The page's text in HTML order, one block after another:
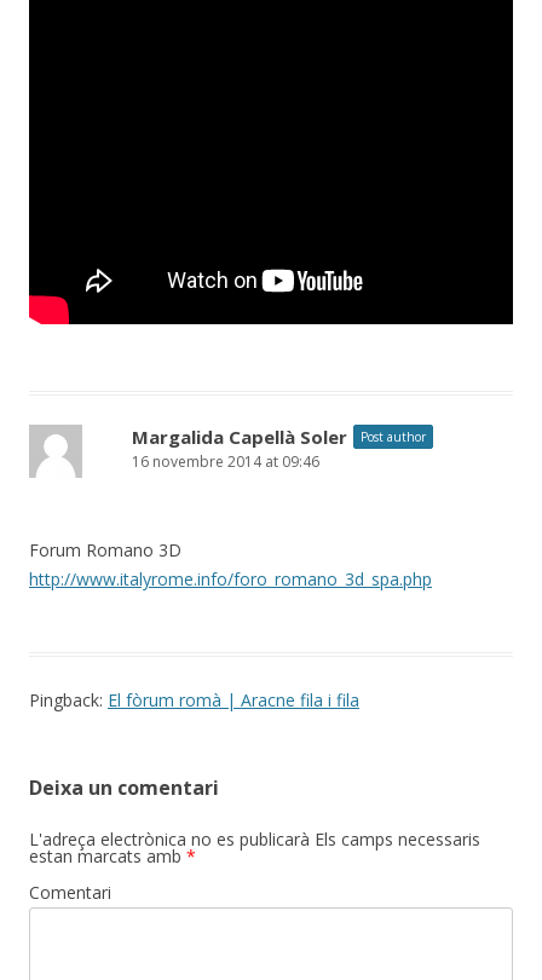
Margalida Capellà Soler Post author
16 novembre 2014 at 09:46
Forum Romano 3D
http://www.italyrome.info/foro_romano_3d_spa.php
Pingback: El fòrum romà | Aracne fila i fila
Deixa un comentari
L'adreça electrònica no es publicarà Els camps necessaris
estan marcats amb *
Comentari